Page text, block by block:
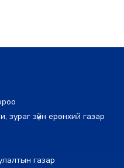
зураг зүйн ерөнхий газар
газар